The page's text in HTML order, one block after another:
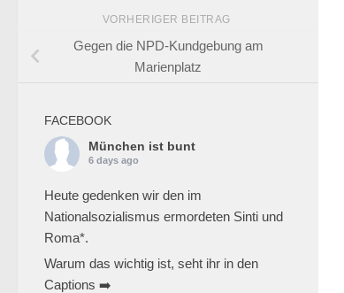
VORHERIGER BEITRAG
Gegen die NPD-Kundgebung am
Marienplatz
FACEBOOK
München ist bunt
6 days ago
Heute gedenken wir den im
Nationalsozialismus ermordeten Sinti und
Roma*.
Warum das wichtig ist, seht ihr in den
Captions ➡️